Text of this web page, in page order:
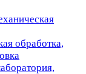
обработка,